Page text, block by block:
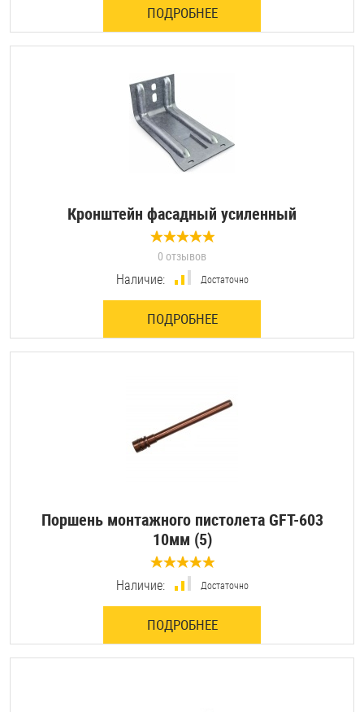
Оснастка и аксессуары для яхт
Саморезы и шурупы
Шпильки
ПОДРОБНЕЕ
Кронштейн фасадный усиленный
0 отзывов
Наличие: Достаточно
ПОДРОБНЕЕ
Поршень монтажного пистолета GFT-603
10мм (5)
0 отзывов
Наличие: Достаточно
ПОДРОБНЕЕ